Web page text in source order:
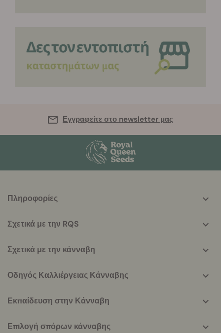
Εγγραφείτε στο newsletter μας
helpful
Πληροφορίες
Σχετικά με την RQS
Σχετικά με την κάνναβη
Οδηγός Καλλιέργειας Κάνναβης
Εκπαίδευση στην Κάνναβη
Επιλογή σπόρων κάνναβης